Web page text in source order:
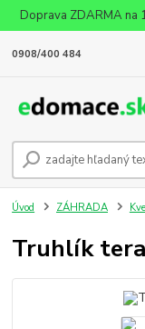
Doprava ZDARMA na
0908/400 484
Úvod ZÁHRADA
Truhlík